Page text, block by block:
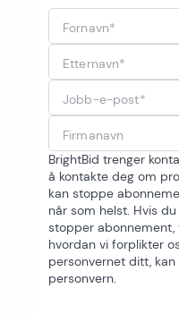
Fornavn*
Etternavn*
Jobb-e-post*
Firmanavn
BrightBid trenger
å kontakte deg om
kan stoppe
når som helst. Hvis
stopper abonnement,
hvordan vi forplikter
personvernet ditt,
personvern.